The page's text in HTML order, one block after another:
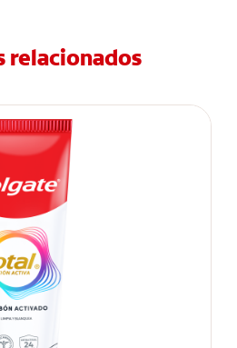
relacionados